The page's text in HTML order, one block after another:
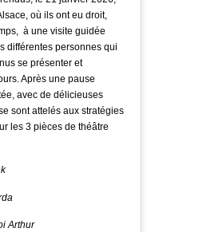
où ils ont eu droit,
à une visite guidée
différentes personnes qui
se présenter et
Après une pause
avec de délicieuses
sont attelés aux stratégies
les 3 pièces de théâtre
Arthur